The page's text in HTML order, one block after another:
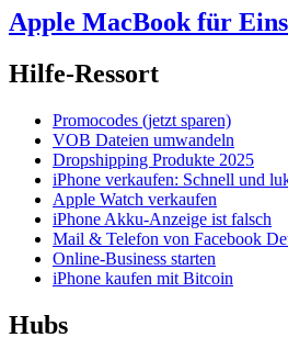
Apple MacBook für
Hilfe-Ressort
Promocodes (jetzt sparen)
VOB Dateien umwandeln
Dropshipping Produkte 2025
iPhone verkaufen: Schnell und
Apple Watch verkaufen
iPhone Akku-Anzeige ist falsch
Mail & Telefon von Facebook
Online-Business starten
iPhone kaufen mit Bitcoin
Hubs